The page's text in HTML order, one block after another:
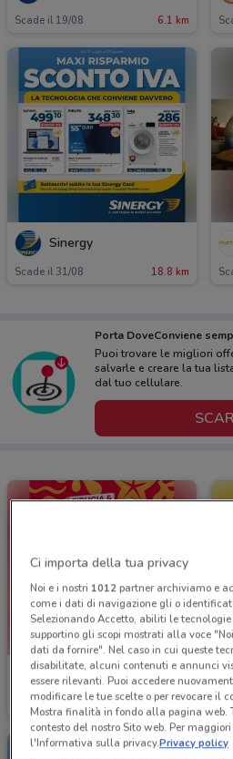
Scade il 19/08 6.1 km
Sinergy
Scade il 31/08 18.8 km
Porta DoveConviene
Puoi trovare le migliori
salvarle e creare la tua
dal tuo cellulare.
Fiducia & Convenienza
Scade il 15/08 2.5 km
Ci importa della tua privacy
Noi e i nostri 1012partner archiviamo e
come i dati di navigazione gli o
Selezionando Accetto, abiliti le
supportino gli scopi mostrati alla voce
dati da fornire". Nel caso in cui queste
disabilitate, alcuni contenuti e annunci
essere rilevanti. Puoi accedere
modificare le tue scelte o per revocare il
Mostra finalità in fondo alla pagina web.
contesto del nostro Sito web. Per
l'Informativa sulla privacy.Privacy policy